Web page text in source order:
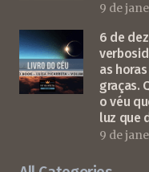
9 de
6 de
as
graças.
o véu
luz que
9 de